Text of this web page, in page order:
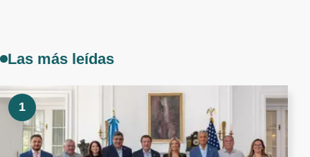
Las más leídas
1